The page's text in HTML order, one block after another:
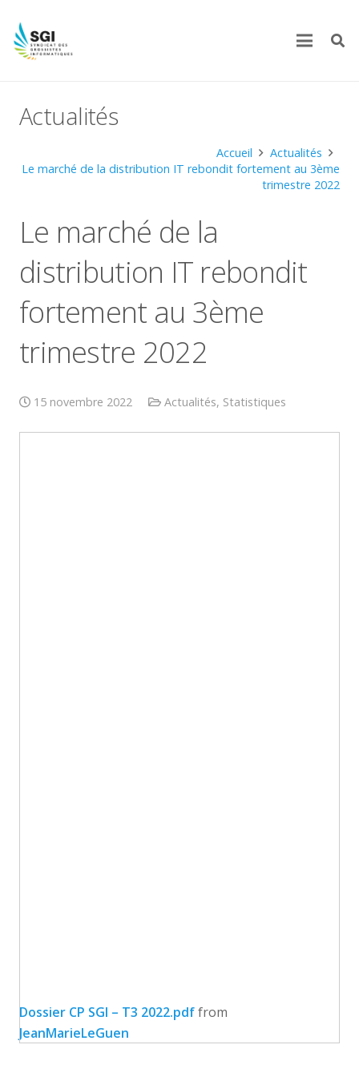
Actualités
Accueil
Actualités
Le marché de la distribution IT rebondit fortement au 3ème
trimestre 2022
Le marché de la
distribution IT rebondit
fortement au 3ème
trimestre 2022
15 novembre 2022 Actualités, Statistiques
Dossier CP SGI – T3 2022.pdffrom
JeanMarieLeGuen